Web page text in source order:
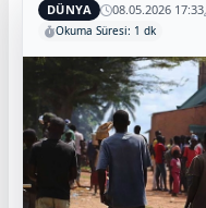
DÜNYA 08.05.2026 17:33
Okuma Süresi: 1 dk